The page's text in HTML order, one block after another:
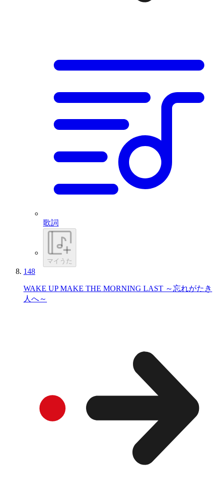
歌詞
マイうた
148
WAKE UP MAKE THE MORNING LAST ～忘れがたき
人へ～